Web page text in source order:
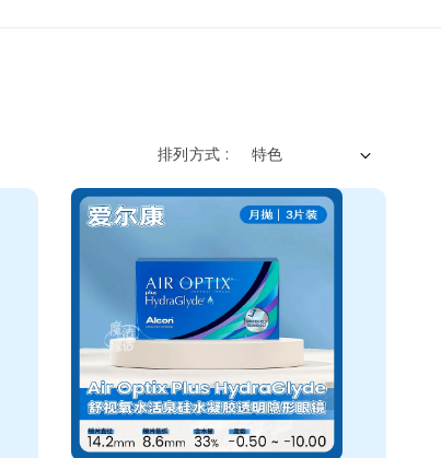
排列方式 :